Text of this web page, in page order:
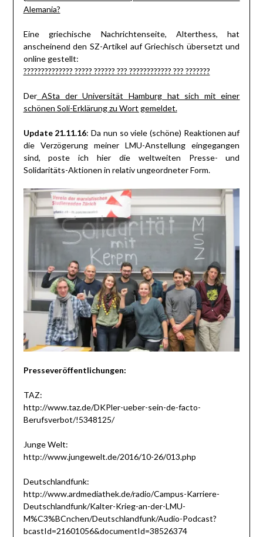
Alemania?
Eine griechische Nachrichtenseite, Alterthess, hat
anscheinend den SZ-Artikel auf Griechisch übersetzt und
online gestellt:
?????????????? ????? ?????? ??? ???????????? ??? ???????
DerASta der Universität Hamburg hat sich mit einer
schönen Soli-Erklärung zu Wort gemeldet.
Update 21.11.16: Da nun so viele (schöne) Reaktionen auf
die Verzögerung meiner LMU-Anstellung eingegangen
sind, poste ich hier die weltweiten Presse- und
Solidaritäts-Aktionen in relativ ungeordneter Form.
Presseveröffentlichungen:
TAZ:
http://www.taz.de/DKPler-ueber-sein-de-facto-
Berufsverbot/!5348125/
Junge Welt:
http://www.jungewelt.de/2016/10-26/013.php
Deutschlandfunk:
http://www.ardmediathek.de/radio/Campus-Karriere-
Deutschlandfunk/Kalter-Krieg-an-der-LMU-
M%C3%BCnchen/Deutschlandfunk/Audio-Podcast?
bcastId=21601056&documentId=38526374